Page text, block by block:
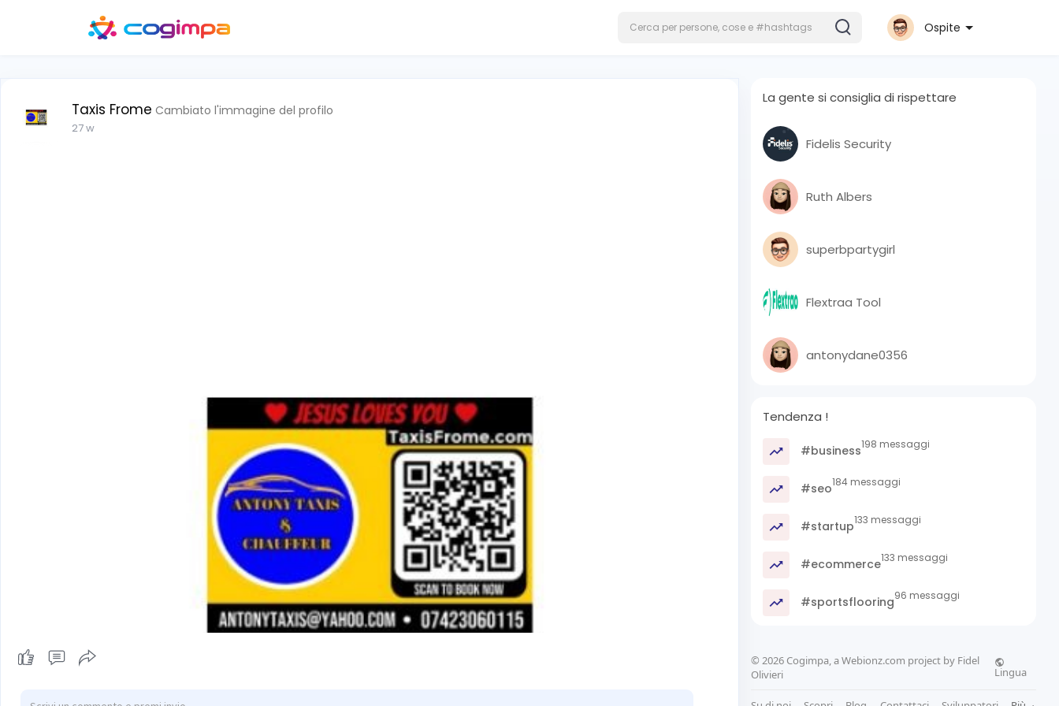
Ospite
Taxis Frome Cambiato l'immagine del profilo
27 w
La gente si consiglia di rispettare
Fidelis Security
Ruth Albers
superbpartygirl
Flextraa Tool
antonydane0356
Tendenza !
#business198 messaggi
#seo184 messaggi
#startup133 messaggi
#ecommerce133 messaggi
#sportsflooring96 messaggi
© 2026 Cogimpa, a Webionz.com project by Fidel
Olivieri
Lingua